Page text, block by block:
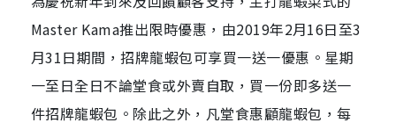
Master Kama推出限時優惠，由2019年2月16日至3
月31日期間，招牌龍蝦包可享買一送一優惠。星期
一至日全日不論堂食或外賣自取，買一份即多送一
件招牌龍蝦包。除此之外，凡堂食惠顧龍蝦包，每